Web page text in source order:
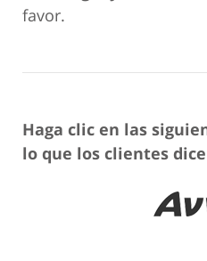
favor.
Haga clic en las
lo que los clientes